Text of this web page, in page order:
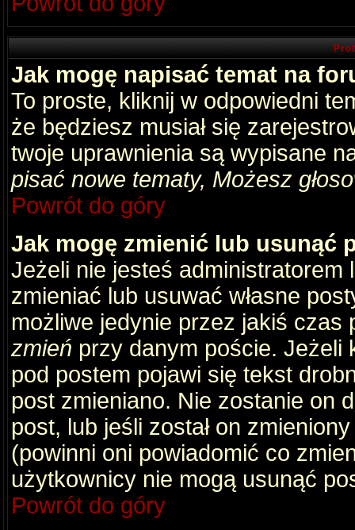
Jak mogę napisać temat na
To proste, kliknij w odpowiedni
że będziesz musiał się
twoje uprawnienia są wypisane
pisać nowe tematy, Możesz
Powrót do góry
Jak mogę zmienić lub usunąć
Jeżeli nie jesteś
zmieniać lub usuwać własne
możliwe jedynie przez jakiś
zmień przy danym poście. Jeżeli
pod postem pojawi się tekst
post zmieniano. Nie zostanie on
post, lub jeśli został on
(powinni oni powiadomić co
użytkownicy nie mogą usunąć
Powrót do góry